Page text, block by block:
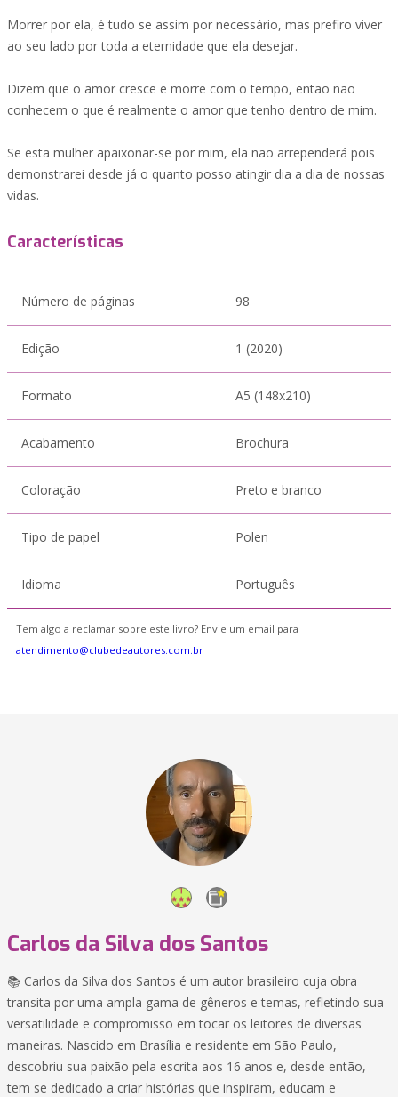
Morrer por ela, é tudo se assim por necessário, mas prefiro viver
ao seu lado por toda a eternidade que ela desejar.
Dizem que o amor cresce e morre com o tempo, então não
conhecem o que é realmente o amor que tenho dentro de mim.
Se esta mulher apaixonar-se por mim, ela não arrependerá pois
demonstrarei desde já o quanto posso atingir dia a dia de nossas
vidas.
Características
Número de páginas 98
Edição 1 (2020)
Formato A5 (148x210)
Acabamento Brochura
Coloração Preto e branco
Tipo de papel Polen
Idioma Português
Tem algo a reclamar sobre este livro? Envie um email para
atendimento@clubedeautores.com.br
Carlos da Silva dos Santos
📚 Carlos da Silva dos Santos é um autor brasileiro cuja obra
transita por uma ampla gama de gêneros e temas, refletindo sua
versatilidade e compromisso em tocar os leitores de diversas
maneiras. Nascido em Brasília e residente em São Paulo,
descobriu sua paixão pela escrita aos 16 anos e, desde então,
tem se dedicado a criar histórias que inspiram, educam e